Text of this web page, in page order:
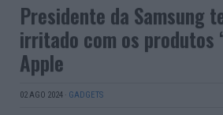
Presidente da Samsung
irritado com os produtos
Apple
02 AGO 2024 · GADGETS